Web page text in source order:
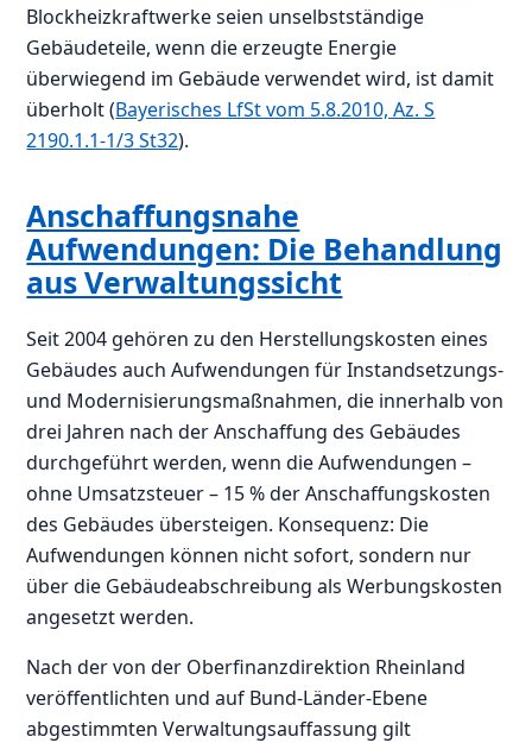
Blockheizkraftwerke seien unselbstständige
Gebäudeteile, wenn die erzeugte Energie
überwiegend im Gebäude verwendet wird, ist damit
überholt (Bayerisches LfSt vom 5.8.2010, Az. S
2190.1.1-1/3 St32).
Anschaffungsnahe
Aufwendungen: Die Behandlung
aus Verwaltungssicht
Seit 2004 gehören zu den Herstellungskosten eines
Gebäudes auch Aufwendungen für Instandsetzungs-
und Modernisierungsmaßnahmen, die innerhalb von
drei Jahren nach der Anschaffung des Gebäudes
durchgeführt werden, wenn die Aufwendungen –
ohne Umsatzsteuer – 15 % der Anschaffungskosten
des Gebäudes übersteigen. Konsequenz: Die
Aufwendungen können nicht sofort, sondern nur
über die Gebäudeabschreibung als Werbungskosten
angesetzt werden.
Nach der von der Oberfinanzdirektion Rheinland
veröffentlichten und auf Bund-Länder-Ebene
abgestimmten Verwaltungsauffassung gilt